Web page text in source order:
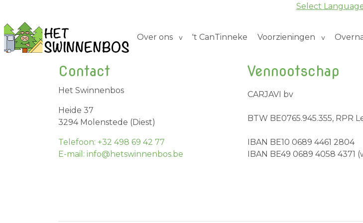
Select
Over ons 't CanTinneke Voorzieningen
Contact
Het Swinnenbos
Heide 37
3294 Molenstede (Diest)
Telefoon: +32 498 69 42 77
E-mail: info@hetswinnenbos.be
Vennootschap
CARJAVI bv
BTW BE0765.945.355, RPR
IBAN BE10 0689 4461 2804
IBAN BE49 0689 4058 4371